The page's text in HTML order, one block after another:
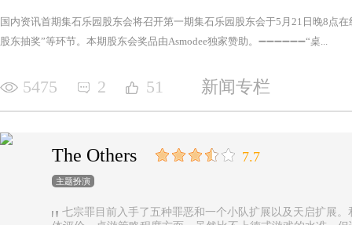
国内资讯首期集石乐园股东会将召开第一期集石乐园股东会于5月21日晚8点
股东抽奖”等环节。本期股东会奖品由Asmodee独家赞助。➖➖➖➖➖➖“桌...
5475 2 51 新闻专栏
The Others 7.7
主题扮演
七宗罪目前入手了五种罪恶和一个小队扩展以及天启扩展